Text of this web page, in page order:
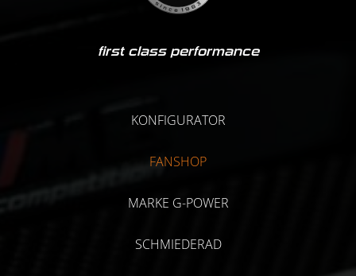
first class performance
KONFIGURATOR
FANSHOP
MARKE G-POWER
SCHMIEDERAD